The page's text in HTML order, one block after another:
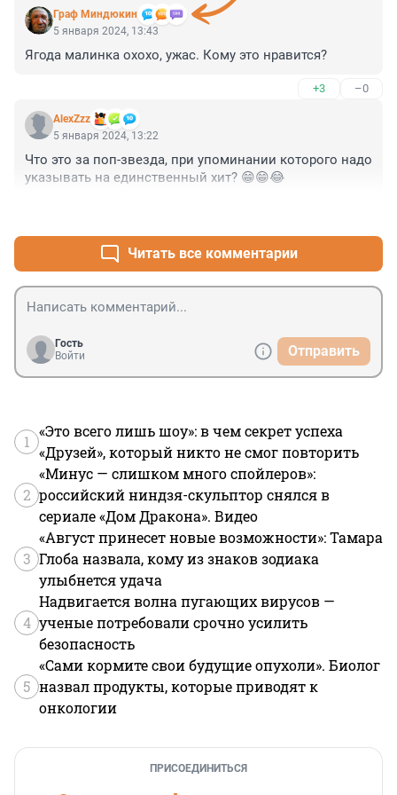
Граф Миндюкин
5 января 2024, 13:43
Ягода малинка охохо, ужас. Кому это нравится?
+3 –0
AlexZzz
5 января 2024, 13:22
Что это за поп-звезда, при упоминании которого надо
указывать на единственный хит? 😁😁😂
Читать все комментарии
Гость
Войти
Отправить
1
«Это всего лишь шоу»: в чем секрет успеха
«Друзей», который никто не смог повторить
2
«Минус — слишком много спойлеров»:
российский ниндзя-скульптор снялся в
сериале «Дом Дракона». Видео
3
«Август принесет новые возможности»: Тамара
Глоба назвала, кому из знаков зодиака
улыбнется удача
4
Надвигается волна пугающих вирусов —
ученые потребовали срочно усилить
безопасность
5
«Сами кормите свои будущие опухоли». Биолог
назвал продукты, которые приводят к
онкологии
ПРИСОЕДИНИТЬСЯ